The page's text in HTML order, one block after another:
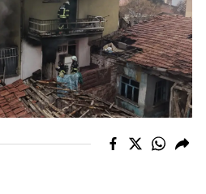
Aksaray
Bayburt
Karaman
Kırıkkale